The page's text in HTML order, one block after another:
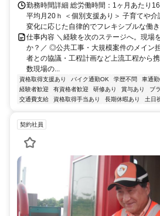
勤務時間詳細 総労働時間：1ヶ月あたり
平均月20ｈ ＜個別支援あり＞ 子育てや
変化に応じた自律的でフレキシブルな働
仕事内容 ＼経験を次のステージへ。現場
か？／ ◎公共工事・大規模案件のメイン
者との協議・工程計画など上流工程から
数現場の...
資格取得支援あり バイク通勤OK 学歴不問 車通
経験者歓迎
有資格者歓迎 研修あり 賞与あり ブ
交通費支給
資格取得手当あり 長期休暇あり 土日
契約社員